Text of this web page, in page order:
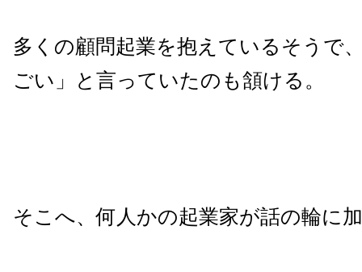
多くの顧問起業を抱えているそうで
ごい」と言っていたのも頷ける。
そこへ、何人かの起業家が話の輪に